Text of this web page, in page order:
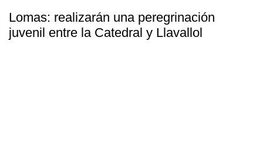
Lomas: realizarán una peregrinación
juvenil entre la Catedral y Llavallol